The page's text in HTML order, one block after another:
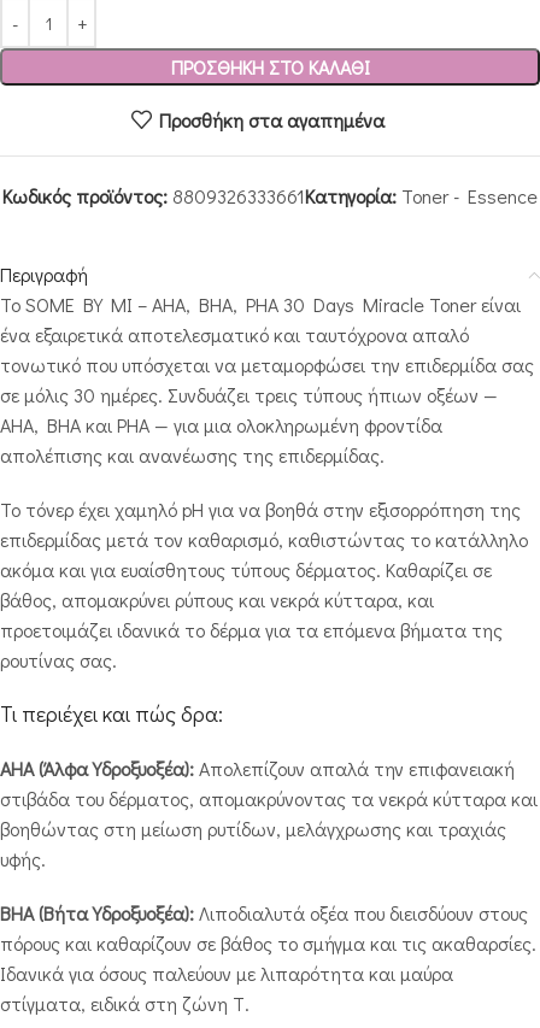
ΠΡΟΣΘΉΚΗ ΣΤΟ ΚΑΛΆΘΙ
Προσθήκη στα αγαπημένα
Κωδικός προϊόντος: 8809326333661Κατηγορία: Toner - Essence
Περιγραφή
Το SOME BY MI – AHA, BHA, PHA 30 Days Miracle Toner είναι
ένα εξαιρετικά αποτελεσματικό και ταυτόχρονα απαλό
τονωτικό που υπόσχεται να μεταμορφώσει την επιδερμίδα σας
σε μόλις 30 ημέρες. Συνδυάζει τρεις τύπους ήπιων οξέων —
AHA, BHA και PHA — για μια ολοκληρωμένη φροντίδα
απολέπισης και ανανέωσης της επιδερμίδας.
Το τόνερ έχει χαμηλό pH για να βοηθά στην εξισορρόπηση της
επιδερμίδας μετά τον καθαρισμό, καθιστώντας το κατάλληλο
ακόμα και για ευαίσθητους τύπους δέρματος. Καθαρίζει σε
βάθος, απομακρύνει ρύπους και νεκρά κύτταρα, και
προετοιμάζει ιδανικά το δέρμα για τα επόμενα βήματα της
ρουτίνας σας.
Τι περιέχει και πώς δρα:
AHA (Άλφα Υδροξυοξέα):Απολεπίζουν απαλά την επιφανειακή
στιβάδα του δέρματος, απομακρύνοντας τα νεκρά κύτταρα και
βοηθώντας στη μείωση ρυτίδων, μελάγχρωσης και τραχιάς
υφής.
BHA (Βήτα Υδροξυοξέα):Λιποδιαλυτά οξέα που διεισδύουν στους
πόρους και καθαρίζουν σε βάθος το σμήγμα και τις ακαθαρσίες.
Ιδανικά για όσους παλεύουν με λιπαρότητα και μαύρα
στίγματα, ειδικά στη ζώνη Τ.